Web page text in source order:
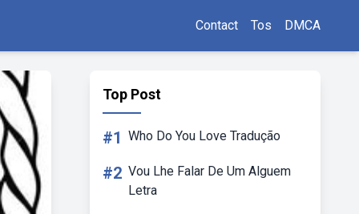
Contact Tos DMCA
Top Post
#1 Who Do You Love Tradução
#2 Vou Lhe Falar De Um Alguem
Letra